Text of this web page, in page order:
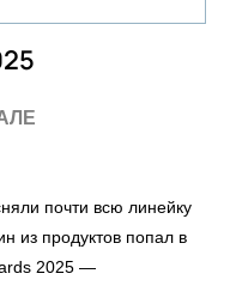
почти всю линейку
из продуктов попал в
2025 —